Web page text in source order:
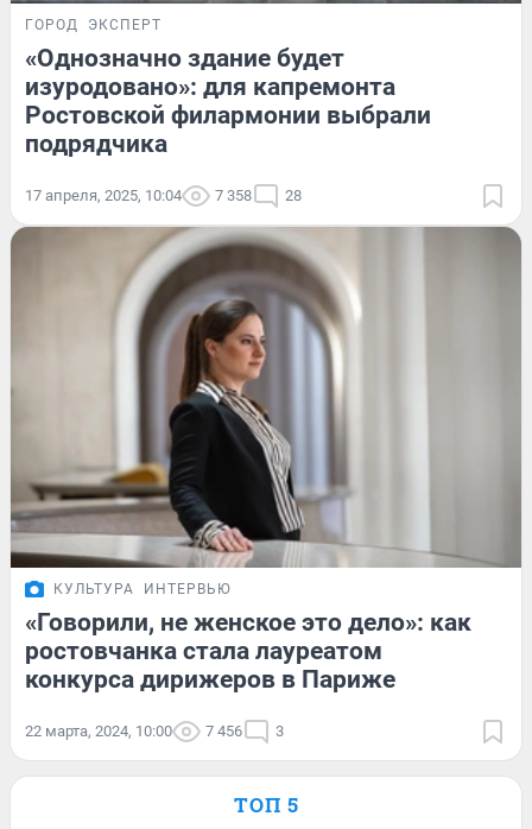
ГОРОД ЭКСПЕРТ
«Однозначно здание будет
изуродовано»: для капремонта
Ростовской филармонии выбрали
подрядчика
17 апреля, 2025, 10:04 7 358 28
КУЛЬТУРА ИНТЕРВЬЮ
«Говорили, не женское это дело»: как
ростовчанка стала лауреатом
конкурса дирижеров в Париже
22 марта, 2024, 10:00 7 456 3
ТОП 5